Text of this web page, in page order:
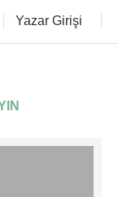
Yazar Girişi